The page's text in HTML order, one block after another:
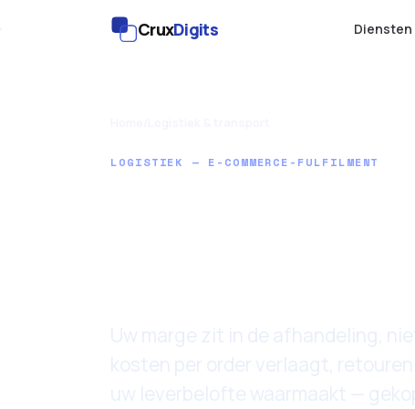
CruxDigits Diensten
LOGISTIEK — E-COMMERCE-FULFILMENT